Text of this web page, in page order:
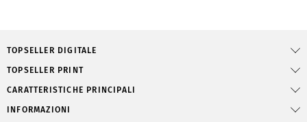
TOPSELLER DIGITALE
TOPSELLER PRINT
CARATTERISTICHE PRINCIPALI
INFORMAZIONI